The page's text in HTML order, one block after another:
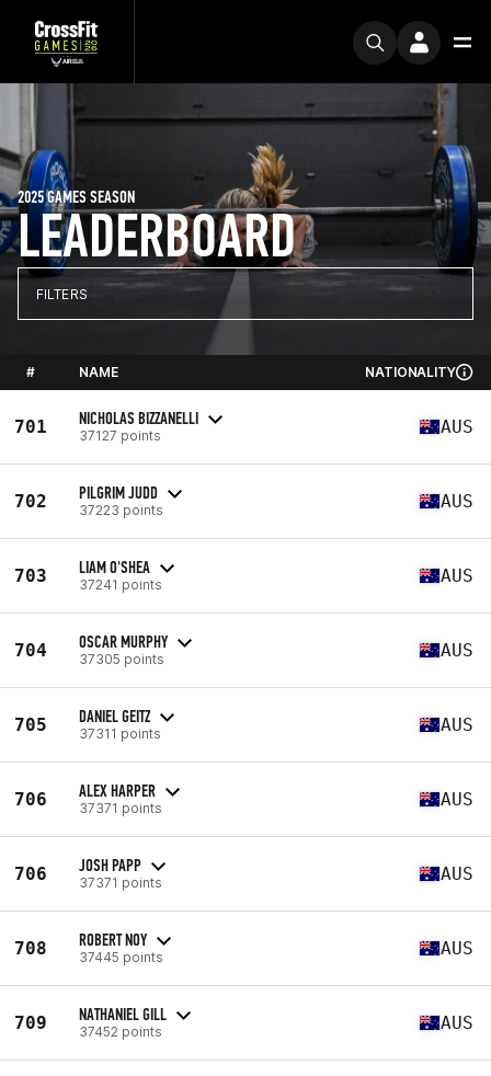
LEADERBOARD
2025 GAMES SEASON
FILTERS
# NAME NATIONALITY
701 NICHOLAS BIZZANELLI
37127 points AUS
702 PILGRIM JUDD
37223 points AUS
703 LIAM O'SHEA
37241 points AUS
704 OSCAR MURPHY
37305 points AUS
705 DANIEL GEITZ
37311 points AUS
706 ALEX HARPER
37371 points AUS
706 JOSH PAPP
37371 points AUS
708 ROBERT NOY
37445 points AUS
709 NATHANIEL GILL
37452 points AUS